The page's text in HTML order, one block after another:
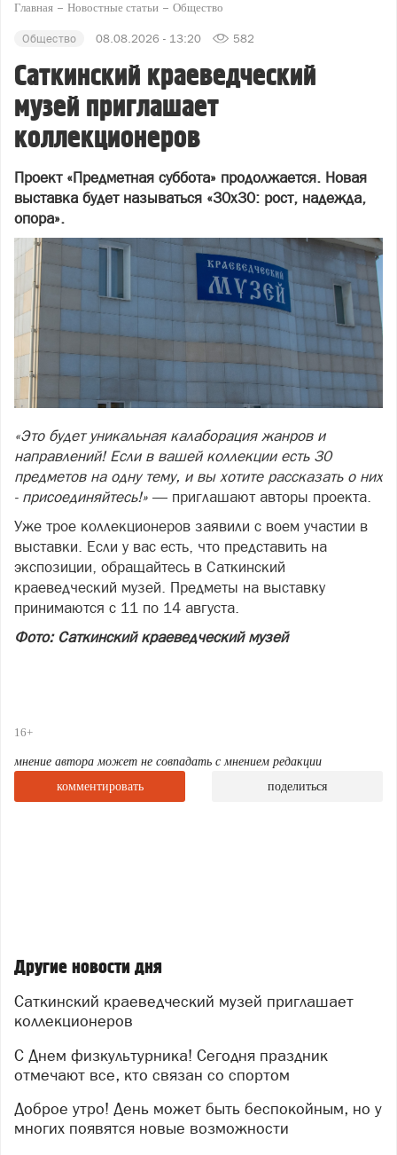
Главная Новостные статьи Общество
Общество 08.08.2026 - 13:20 582
Саткинский краеведческий
музей приглашает
коллекционеров
Проект «Предметная суббота» продолжается. Новая
выставка будет называться «30х30: рост, надежда,
опора».
«Это будет уникальная калаборация жанров и
направлений! Если в вашей коллекции есть 30
предметов на одну тему, и вы хотите рассказать о них
- присоединяйтесь!» — приглашают авторы проекта.
Уже трое коллекционеров заявили с воем участии в
выставки. Если у вас есть, что представить на
экспозиции, обращайтесь в Саткинский
краеведческий музей. Предметы на выставку
принимаются с 11 по 14 августа.
Фото: Саткинский краеведческий музей
16+
мнение автора может не совпадать с мнением редакции
комментировать
поделиться
Другие новости дня
Саткинский краеведческий музей приглашает
коллекционеров
С Днем физкультурника! Сегодня праздник
отмечают все, кто связан со спортом
Доброе утро! День может быть беспокойным, но у
многих появятся новые возможности